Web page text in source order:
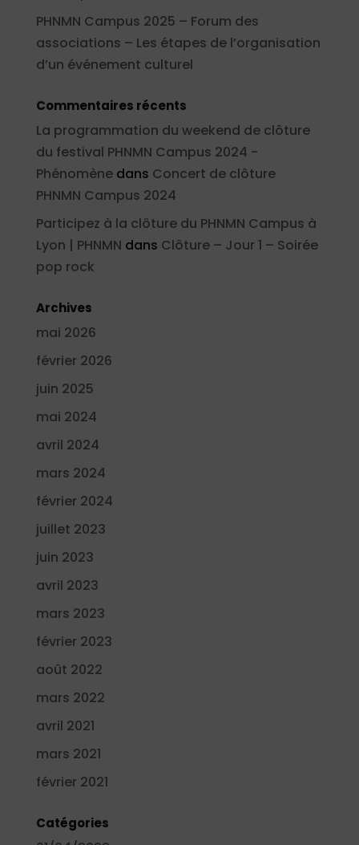
PHNMN Campus 2025 – Forum des
associations – Les étapes de l’organisation
d’un événement culturel
Commentaires récents
La programmation du weekend de clôture
du festival PHNMN Campus 2024 -
Phénomènedans Concert de clôture
PHNMN Campus 2024
Participez à la clôture du PHNMN Campus à
Lyon | PHNMN dans Clôture – Jour 1 – Soirée
pop rock
Archives
mai 2026
février 2026
juin 2025
mai 2024
avril 2024
mars 2024
février 2024
juillet 2023
juin 2023
avril 2023
mars 2023
février 2023
août 2022
mars 2022
avril 2021
mars 2021
février 2021
Catégories